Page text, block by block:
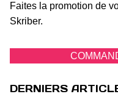
Faites la promotion de
Skriber.
DERNIERS